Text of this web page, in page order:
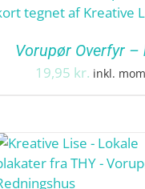
Vorupør Overfyr –
19,95 kr. inkl.